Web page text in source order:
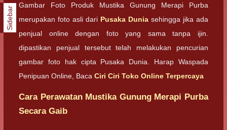
Gambar Foto Produk Mustika Gunung Merapi Purba
merupakan foto asli dari Pusaka Dunia sehingga jika ada
penjual online dengan foto yang sama tanpa ijin.
dipastikan penjual tersebut telah melakukan pencurian
gambar foto hak cipta Pusaka Dunia. Harap Waspada
Penipuan Online, Baca Ciri Ciri Toko Online Terpercaya
Cara Perawatan Mustika Gunung Merapi Purba
Secara Gaib
Sidebar